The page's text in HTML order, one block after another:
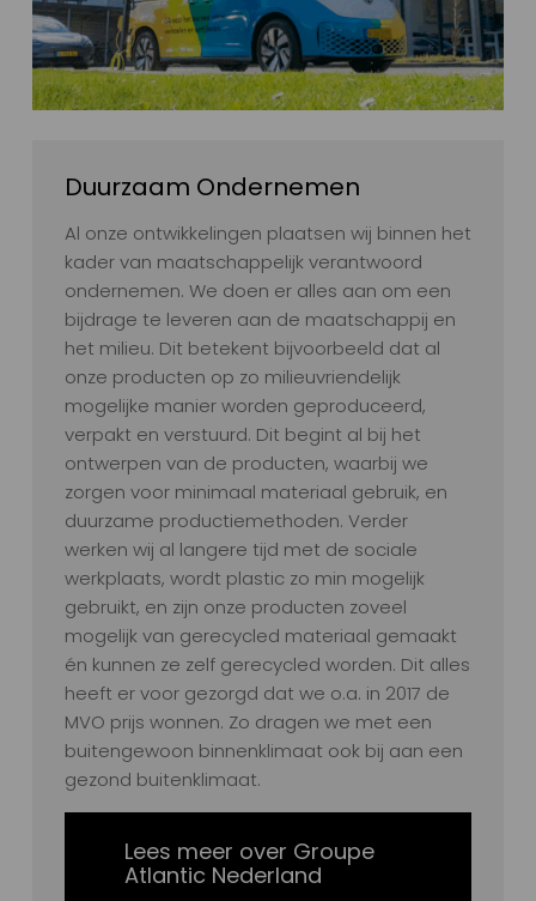
Duurzaam Ondernemen
Al onze ontwikkelingen plaatsen wij binnen het
kader van maatschappelijk verantwoord
ondernemen. We doen er alles aan om een
bijdrage te leveren aan de maatschappij en
het milieu. Dit betekent bijvoorbeeld dat al
onze producten op zo milieuvriendelijk
mogelijke manier worden geproduceerd,
verpakt en verstuurd. Dit begint al bij het
ontwerpen van de producten, waarbij we
zorgen voor minimaal materiaal gebruik, en
duurzame productiemethoden. Verder
werken wij al langere tijd met de sociale
werkplaats, wordt plastic zo min mogelijk
gebruikt, en zijn onze producten zoveel
mogelijk van gerecycled materiaal gemaakt
én kunnen ze zelf gerecycled worden. Dit alles
heeft er voor gezorgd dat we o.a. in 2017 de
MVO prijs wonnen. Zo dragen we met een
buitengewoon binnenklimaat ook bij aan een
gezond buitenklimaat.
Lees meer over Groupe
Atlantic Nederland